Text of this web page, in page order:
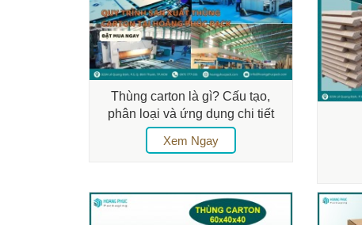
Thùng carton là gì? Cấu tạo,
phân loại và ứng dụng chi tiết
Xem Ngay